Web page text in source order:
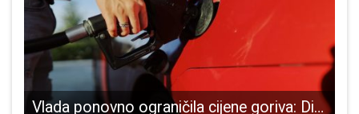
Vlada ponovno ograničila cijene goriva: Dizel i plin pojeftinjuju